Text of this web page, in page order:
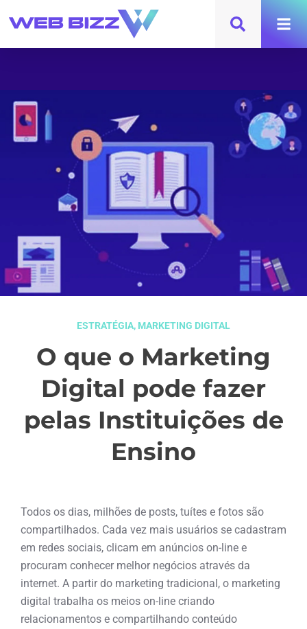
ESTRATÉGIA, MARKETING DIGITAL
O que o Marketing
Digital pode fazer
pelas Instituições de
Ensino
Todos os dias, milhões de posts, tuítes e fotos são
compartilhados. Cada vez mais usuários se cadastram
em redes sociais, clicam em anúncios on-line e
procuram conhecer melhor negócios através da
internet. A partir do marketing tradicional, o marketing
digital trabalha os meios on-line criando
relacionamentos e compartilhando conteúdo